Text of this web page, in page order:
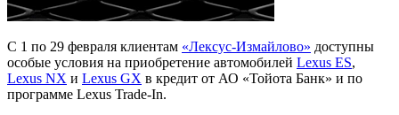
С 1 по 29 февраля клиентам «Лексус-Измайлово» доступны
особые условия на приобретение автомобилей Lexus ES,
Lexus NX и Lexus GX в кредит от АО «Тойота Банк» и по
программе Lexus Trade-In.